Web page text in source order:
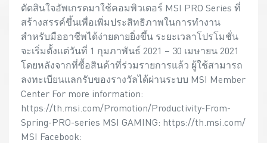
ตัดสินใจอัพเกรดมาใช้คอมพิวเตอร์ MSI PRO Series ที่
สร้างสรรค์ขึ้นเพื่อเพิ่มประสิทธิภาพในการทำงาน
สำหรับมืออาชีพได้ง่ายดายยิ่งขึ้น ระยะเวลาโปรโมชั่น
จะเริ่มตั้งแต่วันที่ 1 กุมภาพันธ์ 2021 – 30 เมษายน 2021
โดยหลังจากที่ซื้อสินค้าที่ร่วมรายการแล้ว ผู้ใช้สามารถ
ลงทะเบียนแลกรับของรางวัลได้ผ่านระบบ MSI Member
Center For more information:
https://th.msi.com/Promotion/Productivity-From-
Spring-PRO-series MSI GAMING: https://th.msi.com/
MSI Facebook: